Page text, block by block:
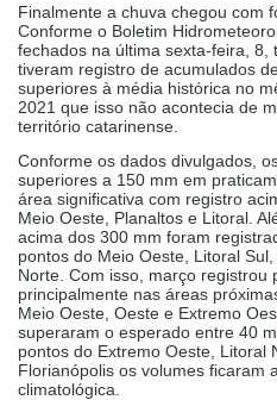
Guia de Serviços
Anuncie
Cinema
Agenda Cultural
Anuncie
Finalmente a chuva chegou com
Conforme o Boletim
fechados na última sexta-feira, 8,
tiveram registro de acumulados
superiores à média histórica no
2021 que isso não acontecia de
território catarinense.
Conforme os dados divulgados,
superiores a 150 mm em
área significativa com registro
Meio Oeste, Planaltos e Litoral.
acima dos 300 mm foram
pontos do Meio Oeste, Litoral
Norte. Com isso, março registrou
principalmente nas áreas
Meio Oeste, Oeste e Extremo
superaram o esperado entre 40
pontos do Extremo Oeste, Litoral
Florianópolis os volumes ficaram
climatológica.